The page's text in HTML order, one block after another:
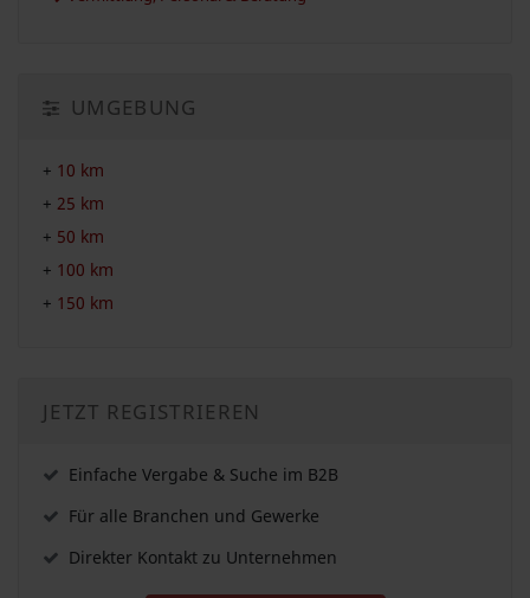
UMGEBUNG
+ 10 km
+ 25 km
+ 50 km
+ 100 km
+ 150 km
JETZT REGISTRIEREN
Einfache Vergabe & Suche im B2B
Für alle Branchen und Gewerke
Direkter Kontakt zu Unternehmen